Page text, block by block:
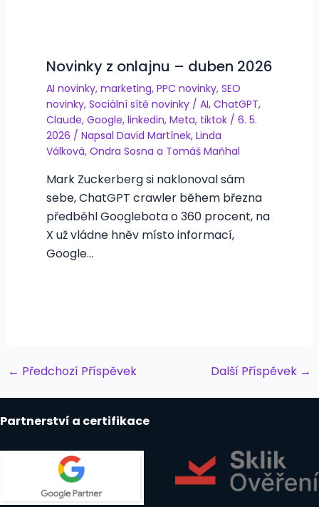
Novinky z onlajnu – duben 2026
AI novinky, marketing, PPC novinky, SEO
novinky, Sociální sítě novinky/ AI, ChatGPT,
Claude, Google, linkedin, Meta, tiktok/ 6. 5.
2026 / Napsal David Martínek, Linda
Válková, Ondra Sosna a Tomáš Maňhal
Mark Zuckerberg si naklonoval sám
sebe, ChatGPT crawler během března
předběhl Googlebota o 360 procent, na
X už vládne hněv místo informací,
Google…
Post
← Předchozí Příspěvek Další Příspěvek →
Partnerství a certifikace